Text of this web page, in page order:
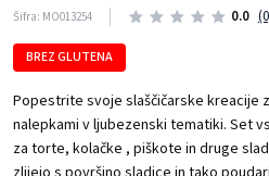
Šifra: MO013254 0.0
BREZ GLUTENA
Popestrite svoje slaščičarske kreacije
nalepkami v ljubezenski tematiki. Set
za torte, kolačke , piškote in druge